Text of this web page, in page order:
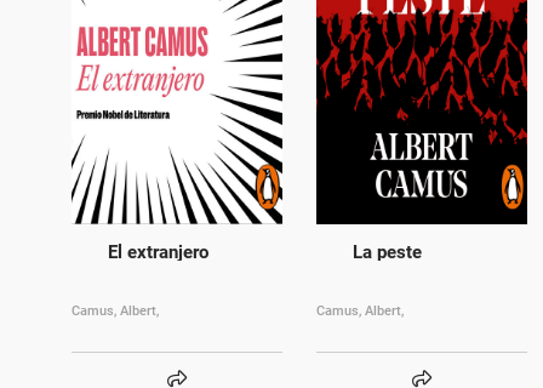
El extranjero
Camus, Albert,
La peste
Camus, Albert,